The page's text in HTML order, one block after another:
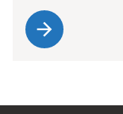
arrow_forward